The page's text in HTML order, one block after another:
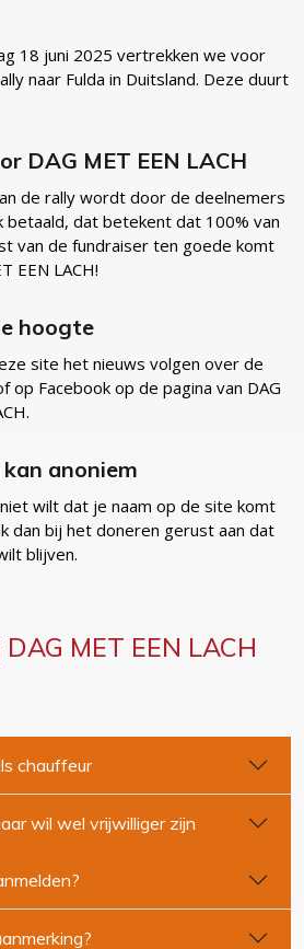
18 juni 2025 vertrekken we voor
naar Fulda in Duitsland. Deze duurt
DAG MET EEN LACH
de rally wordt door de deelnemers
betaald, dat betekent dat 100% van
van de fundraiser ten goede komt
EEN LACH!
hoogte
site het nieuws volgen over de
op Facebook op de pagina van DAG
anoniem
wilt dat je naam op de site komt
dan bij het doneren gerust aan dat
blijven.
MET EEN LACH
chauffeur
wil wel vrijwilliger zijn